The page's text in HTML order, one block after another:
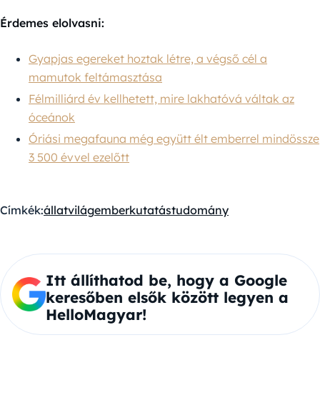
Érdemes elolvasni:
Gyapjas egereket hoztak létre, a végső cél a
mamutok feltámasztása
Félmilliárd év kellhetett, mire lakhatóvá váltak az
óceánok
Óriási megafauna még együtt élt emberrel mindössze
3 500 évvel ezelőtt
Címkék:állatvilágemberkutatástudomány
Itt állíthatod be, hogy a Google
keresőben elsők között legyen a
HelloMagyar!